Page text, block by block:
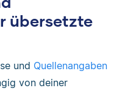
übersetzte
und Quellenangaben
von deiner